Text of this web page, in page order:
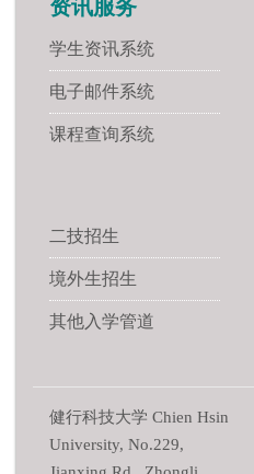
资讯服务
学生资讯系统
电子邮件系统
课程查询系统
二技招生
境外生招生
其他入学管道
健行科技大学 Chien Hsin
University, No.229,